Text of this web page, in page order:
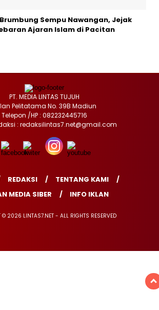
Sempu Nawangan, Jejak
Ajaran Islam di Pacitan
PT. MEDIA LINTAS TUJUH
Pelitatama No. 39B Madiun
Telepon /HP : 082232445716
: redaksilintas7.net@gmail.com
REDAKSI
TENTANG KAMI
MEDIA SIBER
INFO IKLAN
© 2026 LINTAS7.NET - ALL RIGHTS RESERVED